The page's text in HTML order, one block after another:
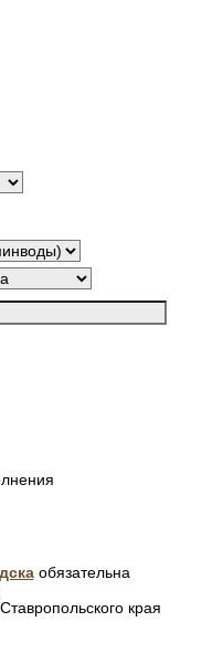
обязательна
края